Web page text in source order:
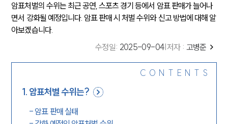
암표처벌의 수위는 최근 공연, 스포츠 경기 등에서 암표 판매가 늘어나
면서 강화될 예정입니다. 암표 판매 시 처벌 수위와 신고 방법에 대해 알
아보겠습니다.
수정일: 2025-09-04 저자 : 고병준
CONTENTS
1. 암표처벌 수위는?
- 암표 판매 실태